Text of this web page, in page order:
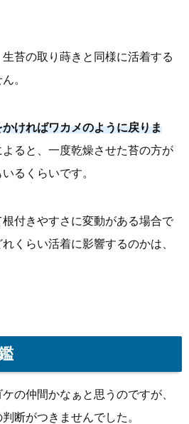
苔の取り蒔きと同様に活着する
。
ければワカメのように戻りま
ると、一度乾燥させた苔の方が
るくらいです。
付きやすさに変動がある場合で
くらい活着に影響するのかは、
の仲間かなぁと思うのですが、
断がつきませんでした。